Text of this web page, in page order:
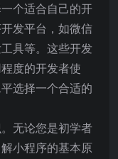
个适合自己的开
发平台，如微信
具等。这些开发
度的开发者使
选择一个合适的
无论您是初学者
小程序的基本原